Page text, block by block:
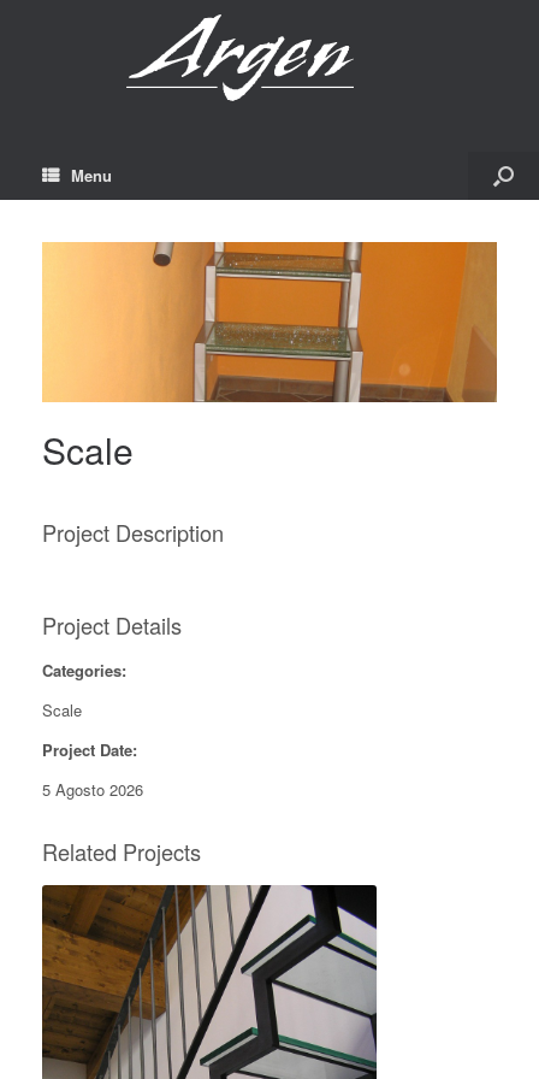
Menu
Scale
Project Description
Project Details
Categories:
Scale
Project Date:
5 Agosto 2026
Related Projects